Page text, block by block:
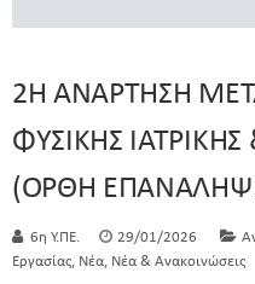
2Η ΑΝΑΡΤΗΣΗ
ΦΥΣΙΚΗΣ
(ΟΡΘΗ
6η Υ.ΠΕ. 29/01/2026
Εργασίας, Νέα, Νέα & Ανακοινώσεις